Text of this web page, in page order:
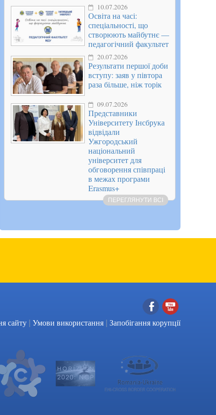
10.07.2026
Освіта на часі:
спеціальності, що
створюють майбутнє —
педагогічний факультет
20.07.2026
Результати першої доби
вступу: заяв у півтора
раза більше, ніж торік
09.07.2026
Представники
Університету Інсбрука
відвідали
Ужгородський
національний
університет для
обговорення співпраці
в межах програми
Erasmus+
ПЕРЕГЛЯНУТИ ВСІ
Facebook
YouTube
сайту | Умови використання | Запобігання корупції